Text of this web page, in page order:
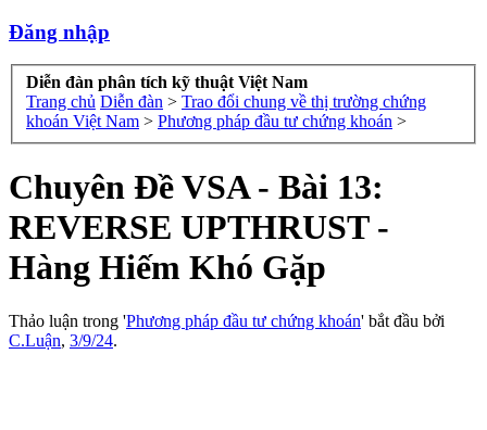
Đăng nhập
Diễn đàn phân tích kỹ thuật Việt Nam
Trang chủ Diễn đàn > Trao đổi chung về thị trường chứng
khoán Việt Nam > Phương pháp đầu tư chứng khoán >
Chuyên Đề VSA - Bài 13:
REVERSE UPTHRUST -
Hàng Hiếm Khó Gặp
Thảo luận trong 'Phương pháp đầu tư chứng khoán' bắt đầu bởi
C.Luận, 3/9/24.